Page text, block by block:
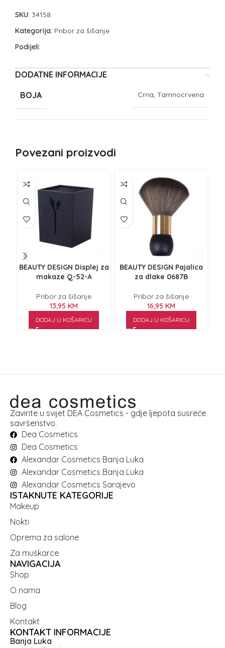
SKU: 34158
Kategorija: Pribor za šišanje
Podijeli:
DODATNE INFORMACIJE
BOJA Crna, Tamnocrvena
Povezani proizvodi
BEAUTY DESIGN Displej za
makaze Q-52-A
Pribor za šišanje
13,95 KM
DODAJ U KOŠARICU
BEAUTY DESIGN Pajalica
za dlake 0687B
Pribor za šišanje
16,95 KM
DODAJ U KOŠARICU
Zavirite u svijet DEA Cosmetics - gdje ljepota susreće
savršenstvo.
Dea Cosmetics
Dea Cosmetics
Alexandar Cosmetics Banja Luka
Alexandar Cosmetics Banja Luka
Alexandar Cosmetics Sarajevo
ISTAKNUTE KATEGORIJE
Makeup
Nokti
Oprema za salone
Za muškarce
NAVIGACIJA
Shop
O nama
Blog
Kontakt
KONTAKT INFORMACIJE
Banja Luka